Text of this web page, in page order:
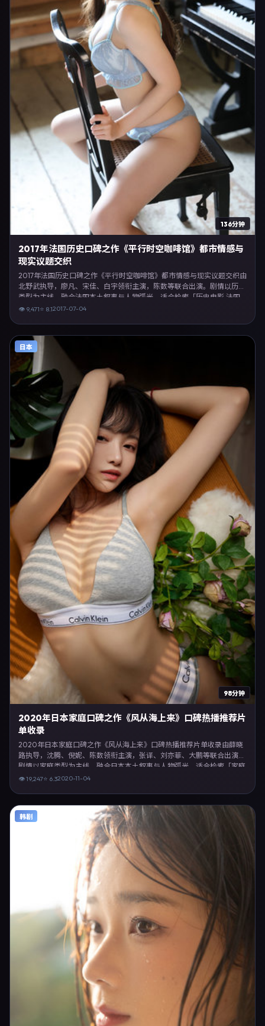
136分钟
2017年法国历史口碑之作《平行时空咖啡馆》都市情感与
现实议题交织
2017年法国历史口碑之作《平行时空咖啡馆》都市情感与现实议题交织由
北野武执导，廖凡、宋佳、白宇领衔主演，陈数等联合出演。剧情以历史
类型为主线，融合法国本土叙事与人物弧光，适合检索「历史电影 法国
北野武 廖凡」等关键词的观众。2017年7月4日于法国主流院线上映，随
👁 9,471⭐ 8.12017-07-04
日本
98分钟
2020年日本家庭口碑之作《风从海上来》口碑热播推荐片
单收录
2020年日本家庭口碑之作《风从海上来》口碑热播推荐片单收录由薛晓
路执导，沈腾、倪妮、陈数领衔主演，张译、刘亦菲、大鹏等联合出演。
剧情以家庭类型为主线，融合日本本土叙事与人物弧光，适合检索「家庭
电影 日本 薛晓路 沈腾」等关键词的观众。2020年11月4日完成日本摄制
👁19,247⭐ 6.32020-11-04
韩剧